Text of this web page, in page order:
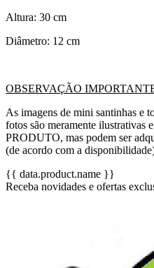
Altura: 30 cm
Diâmetro: 12 cm
OBSERVAÇÃO
As imagens de mini santinhas e
fotos são meramente
PRODUTO, mas podem ser
(de acordo com a
{{ data.product.name }}
Receba novidades e ofertas